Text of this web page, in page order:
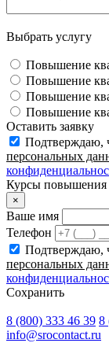
Выбрать услугу
Повышение
Повышение
Повышение
Повышение
Оставить заявку
Подтверждаю,
персональных
Курсы повышения
×
Ваше имя
Телефон
Подтверждаю,
персональных
Сохранить
8 (800) 333 46 39 8
info@srocontact.ru